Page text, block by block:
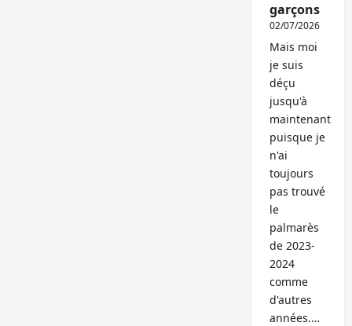
garçons
02/07/2026
Mais moi
je suis
déçu
jusqu'à
maintenant
puisque je
n'ai
toujours
pas trouvé
le
palmarès
de 2023-
2024
comme
d'autres
années.…